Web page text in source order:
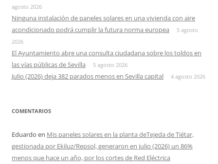
agosto 2026
Ninguna instalación de paneles solares en una vivienda con aire
acondicionado podrá cumplir la futura norma europea
5 agosto
2026
El Ayuntamiento abre una consulta ciudadana sobre los toldos en
las vías públicas de Sevilla
5 agosto 2026
Julio (2026) deja 382 parados menos en Sevilla capital 4 agosto 2026
COMENTARIOS
Eduardo en Mis paneles solares en la planta deTejeda de Tiétar,
gestionada por Ekiluz/Repsol, generaron en julio (2026) un 86%
menos que hace un año, por los cortes de Red Eléctrica